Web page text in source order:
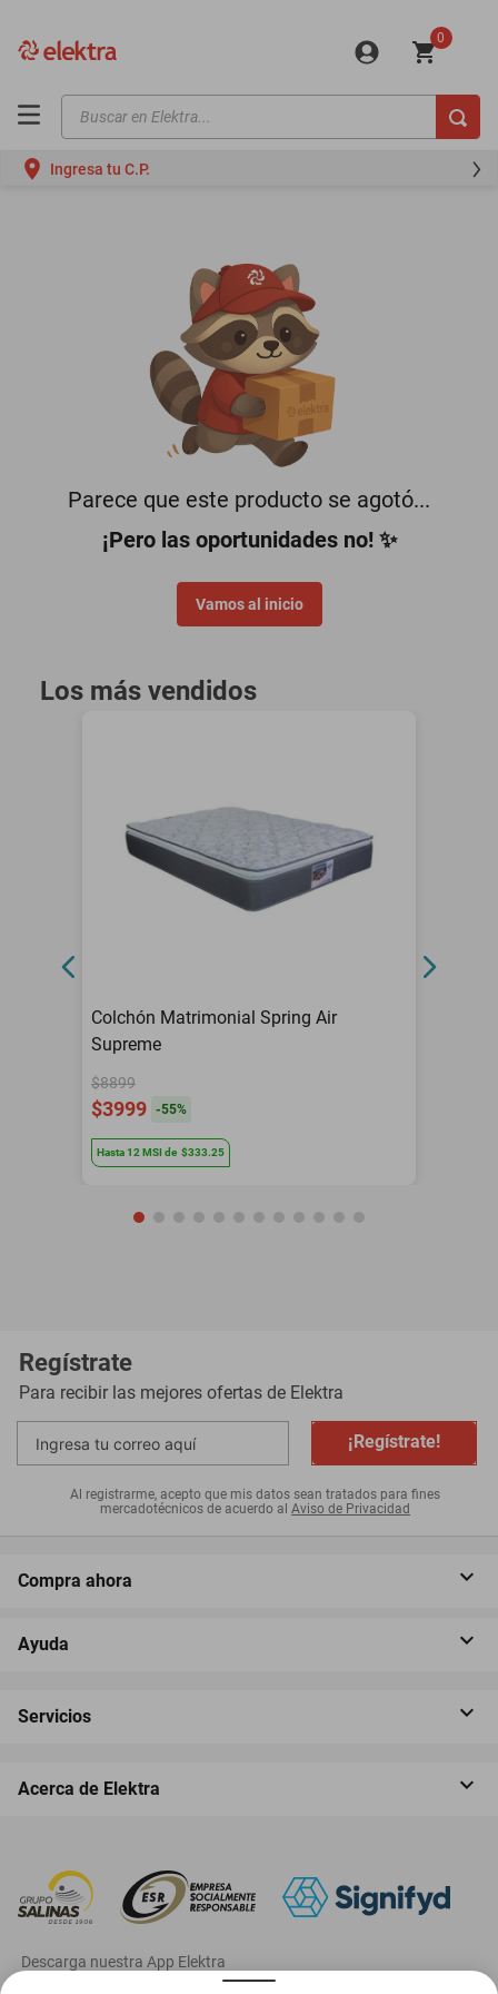
0
Buscar en Elektra...
Ingresa tu C.P.
Parece que este producto se agotó...
¡Pero las oportunidades no! ✨
Vamos al inicio
Los más vendidos
Colchón Matrimonial Spring Air
Supreme
$8899
$3999 -55%
Hasta12 MSIde $333.25
Regístrate
Para recibir las mejores ofertas de Elektra
¡Regístrate!
Al registrarme, acepto que mis datos sean tratados para fines
mercadotécnicos de acuerdo al Aviso de Privacidad
Compra ahora
Ayuda
Servicios
Acerca de Elektra
‎ Descarga nuestra App Elektra
motos
oppo
motoneta